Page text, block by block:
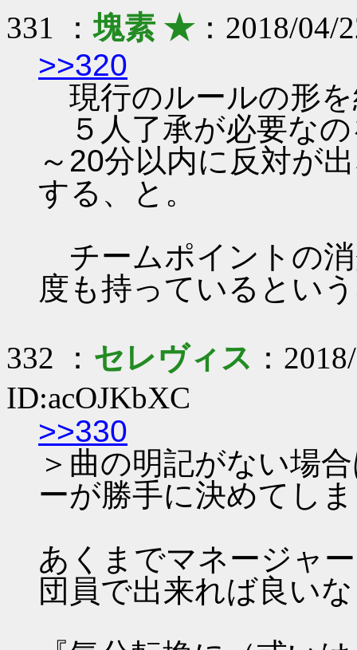
331 ：塊素 ★：2018/04/
>>320
現行のルールの形
５人了承が必要な
～20分以内に反対が
する、と。
チームポイントの
度も持っているとい
332 ： セレヴィス ：
ID:acOJKbXC
>>330
＞曲の明記がない場
ーが勝手に決めてし
あくまでマネージャ
団員で出来れば良い